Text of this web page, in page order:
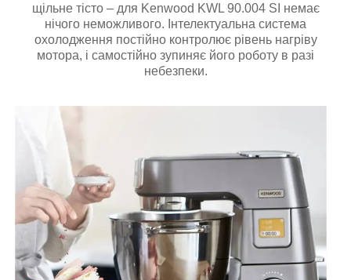
щільне тісто – для Kenwood KWL 90.004 SI немає
нічого неможливого. Інтелектуальна система
охолодження постійно контролює рівень нагріву
мотора, і самостійно зупиняє його роботу в разі
небезпеки.